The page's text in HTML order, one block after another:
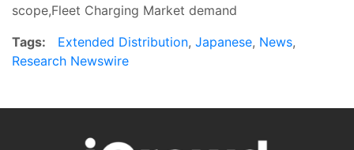
scope,Fleet Charging Market demand
Tags:
Extended Distribution, Japanese, News,
Research Newswire